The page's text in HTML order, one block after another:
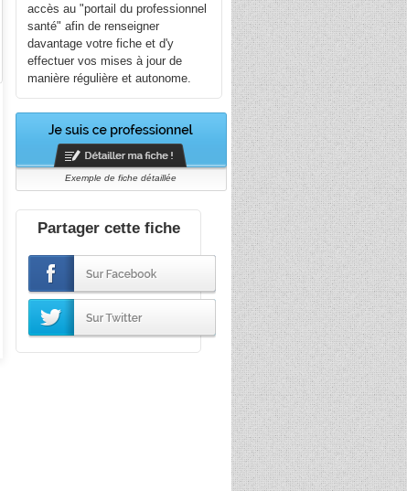
accès au "portail du professionnel
santé" afin de renseigner
davantage votre fiche et d'y
effectuer vos mises à jour de
manière régulière et autonome.
Exemple de fiche détaillée
Partager cette fiche